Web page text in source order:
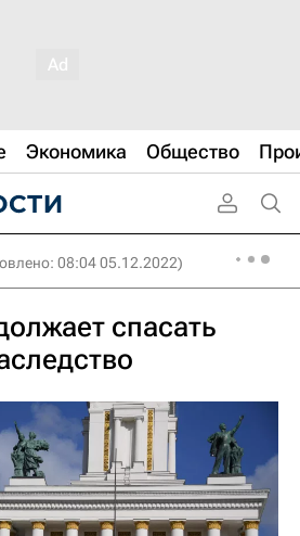
Экономика Общество
08:04 05.12.2022)
спасать